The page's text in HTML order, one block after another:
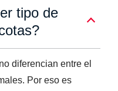
tipo de
diferencian entre el
Por eso es